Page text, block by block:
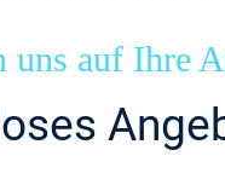
uns auf Ihre